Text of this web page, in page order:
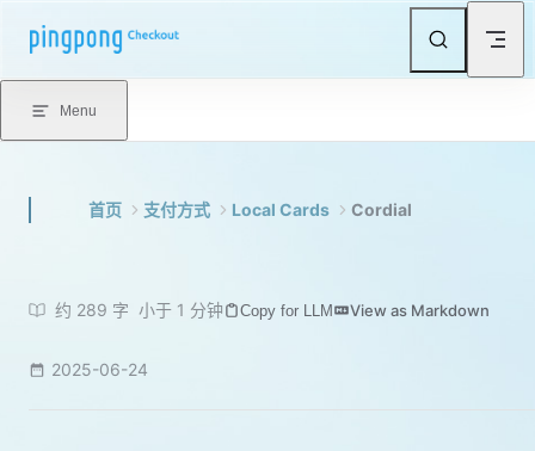
Skip to content
Menu
首页 支付方式 Local Cards Cordial
约 289 字 小于 1 分钟 Copy for LLM View as Markdown
2025-06-24